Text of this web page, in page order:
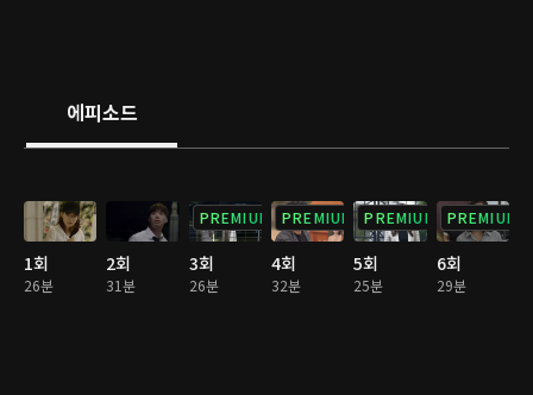
에피소드
1회
26분
2회
31분
PREMIUM
3회
26분
PREMIUM
4회
32분
PREMIUM
5회
25분
PREMIUM
6회
29분